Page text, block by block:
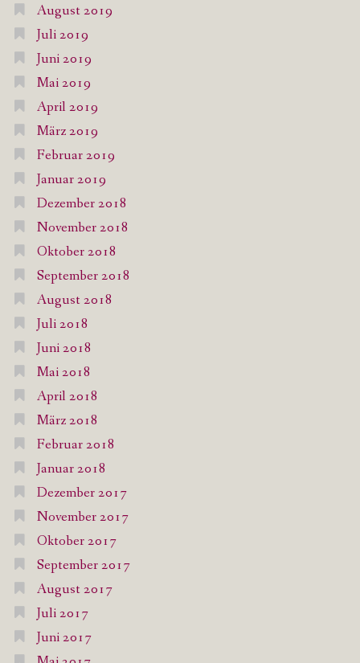
August 2019
Juli 2019
Juni 2019
Mai 2019
April 2019
März 2019
Februar 2019
Januar 2019
Dezember 2018
November 2018
Oktober 2018
September 2018
August 2018
Juli 2018
Juni 2018
Mai 2018
April 2018
März 2018
Februar 2018
Januar 2018
Dezember 2017
November 2017
Oktober 2017
September 2017
August 2017
Juli 2017
Juni 2017